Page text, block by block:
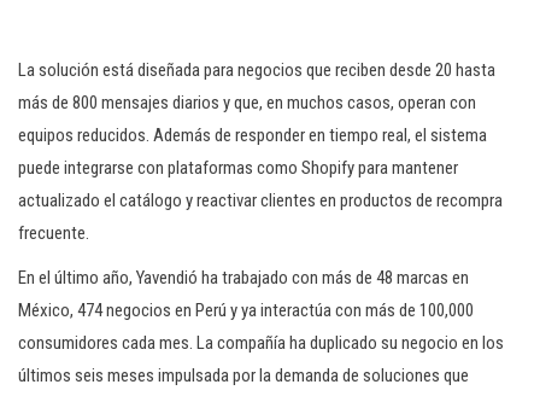
La solución está diseñada para negocios que reciben desde 20 hasta
más de 800 mensajes diarios y que, en muchos casos, operan con
equipos reducidos. Además de responder en tiempo real, el sistema
puede integrarse con plataformas como Shopify para mantener
actualizado el catálogo y reactivar clientes en productos de recompra
frecuente.
En el último año, Yavendió ha trabajado con más de 48 marcas en
México, 474 negocios en Perú y ya interactúa con más de 100,000
consumidores cada mes. La compañía ha duplicado su negocio en los
últimos seis meses impulsada por la demanda de soluciones que